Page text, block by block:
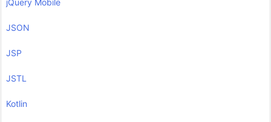
jQuery Mobile
JSON
JSP
JSTL
Kotlin